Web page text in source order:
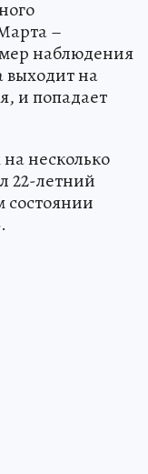
–
наблюдения
выходит на
и попадает
несколько
22-летний
состоянии